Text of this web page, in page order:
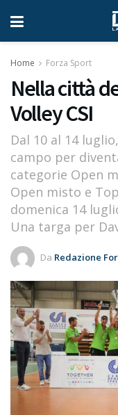
Home Forza Sport
Nella città
Volley CSI
Dal 10 al 14
campo per
categorie Open
Open misto e
domenica 14
Una targa per
Da Redazione